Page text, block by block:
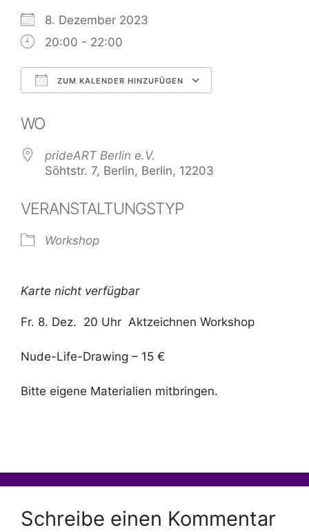
8. Dezember 2023
20:00 - 22:00
ZUM KALENDER HINZUFÜGEN
WO
prideART Berlin e.V.
Söhtstr. 7, Berlin, Berlin, 12203
VERANSTALTUNGSTYP
Workshop
Karte nicht verfügbar
Fr. 8. Dez. 20 Uhr Aktzeichnen Workshop
Nude-Life-Drawing – 15 €
Bitte eigene Materialien mitbringen.
Schreibe einen Kommentar